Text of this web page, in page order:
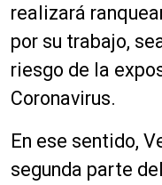
realizará
por su trabajo,
riesgo de la
Coronavirus.
En ese sentido,
segunda parte